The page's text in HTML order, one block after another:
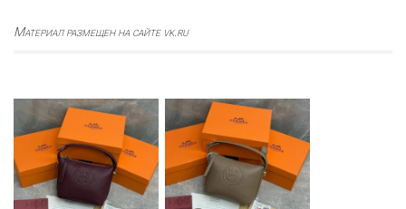
Материал размещен на сайте vk.ru